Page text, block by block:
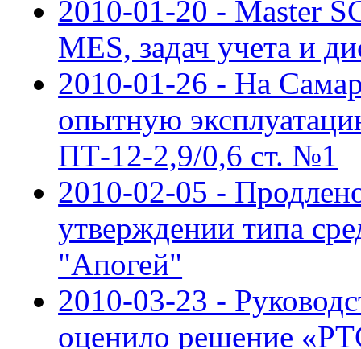
2010-01-20 - Master
MES, задач учета и
2010-01-26 - На
опытную
ПТ-12-2,9/0,6 ст. №1
2010-02-05 -
утверждении типа
"Апогей"
2010-03-23 -
оценило решение